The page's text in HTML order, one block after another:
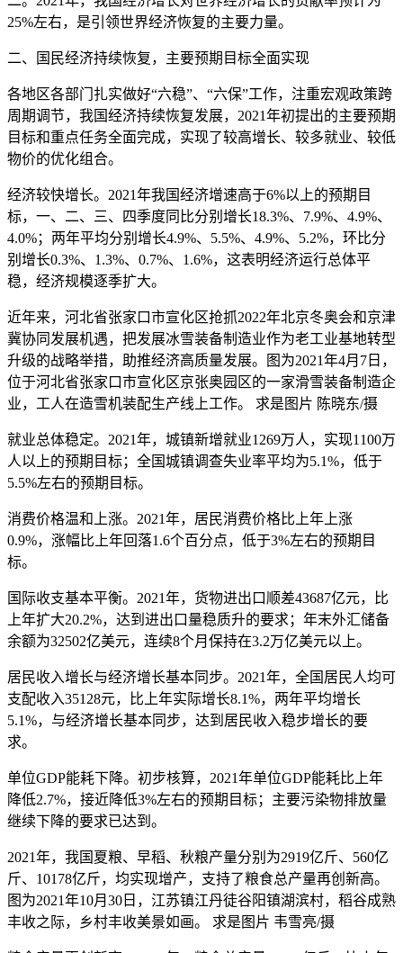
25%左右，是引领世界经济恢复的主要力量。
二、国民经济持续恢复，主要预期目标全面实现
各地区各部门扎实做好“六稳”、“六保”工作，注重宏观政策跨
周期调节，我国经济持续恢复发展，2021年初提出的主要预期
目标和重点任务全面完成，实现了较高增长、较多就业、较低
物价的优化组合。
经济较快增长。2021年我国经济增速高于6%以上的预期目
标，一、二、三、四季度同比分别增长18.3%、7.9%、4.9%、
4.0%；两年平均分别增长4.9%、5.5%、4.9%、5.2%，环比分
别增长0.3%、1.3%、0.7%、1.6%，这表明经济运行总体平
稳，经济规模逐季扩大。
近年来，河北省张家口市宣化区抢抓2022年北京冬奥会和京津
冀协同发展机遇，把发展冰雪装备制造业作为老工业基地转型
升级的战略举措，助推经济高质量发展。图为2021年4月7日，
位于河北省张家口市宣化区京张奥园区的一家滑雪装备制造企
业，工人在造雪机装配生产线上工作。 求是图片 陈晓东/摄
就业总体稳定。2021年，城镇新增就业1269万人，实现1100万
人以上的预期目标；全国城镇调查失业率平均为5.1%，低于
5.5%左右的预期目标。
消费价格温和上涨。2021年，居民消费价格比上年上涨
0.9%，涨幅比上年回落1.6个百分点，低于3%左右的预期目
标。
国际收支基本平衡。2021年，货物进出口顺差43687亿元，比
上年扩大20.2%，达到进出口量稳质升的要求；年末外汇储备
余额为32502亿美元，连续8个月保持在3.2万亿美元以上。
居民收入增长与经济增长基本同步。2021年，全国居民人均可
支配收入35128元，比上年实际增长8.1%，两年平均增长
5.1%，与经济增长基本同步，达到居民收入稳步增长的要
求。
单位GDP能耗下降。初步核算，2021年单位GDP能耗比上年
降低2.7%，接近降低3%左右的预期目标；主要污染物排放量
继续下降的要求已达到。
2021年，我国夏粮、早稻、秋粮产量分别为2919亿斤、560亿
斤、10178亿斤，均实现增产，支持了粮食总产量再创新高。
图为2021年10月30日，江苏镇江丹徒谷阳镇湖滨村，稻谷成熟
丰收之际，乡村丰收美景如画。 求是图片 韦雪亮/摄